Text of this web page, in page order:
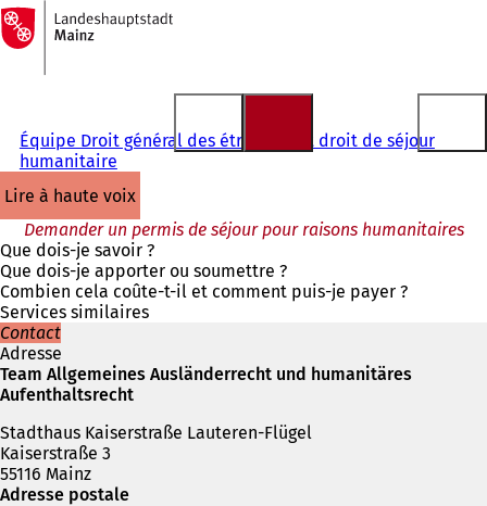
Accéder au contenu
Vers
la
page
d'accueil
Équipe Droit général des étrangers et droit de séjour
humanitaire
lire à haute voix
Demander un permis de séjour pour raisons humanitaires
Que dois-je savoir ?
Que dois-je apporter ou soumettre ?
Combien cela coûte-t-il et comment puis-je payer ?
Services similaires
Contact
Adresse
Team Allgemeines Ausländerrecht und humanitäres
Aufenthaltsrecht
Stadthaus Kaiserstraße Lauteren-Flügel
Kaiserstraße 3
55116 Mainz
Adresse postale